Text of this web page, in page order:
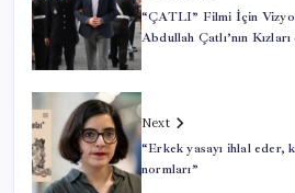
“ÇATLI” Filmi İçin
Abdullah Çatlı’nın
Next
“Erkek yasayı ihlal eder,
normları”